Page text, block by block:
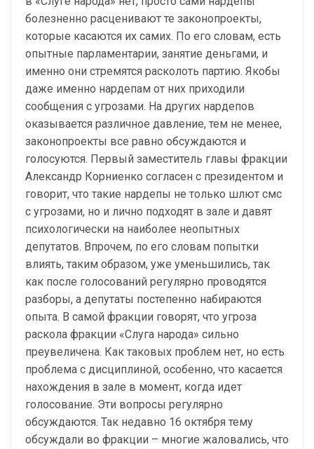
болезненно расценивают те законопроекты,
которые касаются их самих. По его словам, есть
опытные парламентарии, занятие деньгами, и
именно они стремятся расколоть партию. Якобы
даже именно нардепам от них приходили
сообщения с угрозами. На других нардепов
оказывается различное давление, тем не менее,
законопроекты все равно обсуждаются и
голосуются. Первый заместитель главы фракции
Александр Корниенко согласен с президентом и
говорит, что такие нардепы не только шлют смс
с угрозами, но и лично подходят в зале и давят
психологически на наиболее неопытных
депутатов. Впрочем, по его словам попытки
влиять, таким образом, уже уменьшились, так
как после голосований регулярно проводятся
разборы, а депутаты постепенно набираются
опыта. В самой фракции говорят, что угроза
раскола фракции «Слуга народа» сильно
преувеличена. Как таковых проблем нет, но есть
проблема с дисциплиной, особенно, что касается
нахождения в зале в момент, когда идет
голосование. Эти вопросы регулярно
обсуждаются. Так недавно 16 октября тему
обсуждали во фракции – многие жаловались, что